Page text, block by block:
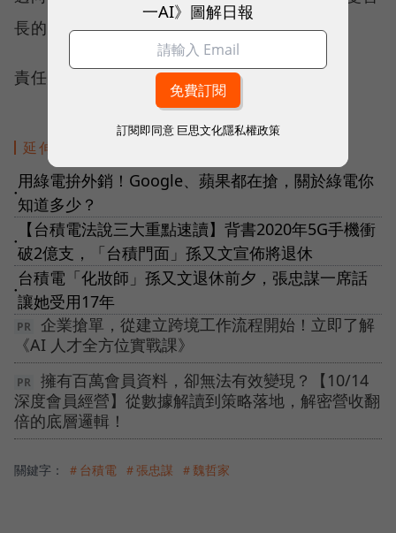
長的智慧了。
責任編輯：林美欣
延伸閱讀
●
用綠電拚外銷！Google、蘋果都在搶，關於綠電你
知道多少？
●
【台積電法說三大重點速讀】背書2020年5G手機衝
破2億支，「台積門面」孫又文宣佈將退休
●
台積電「化妝師」孫又文退休前夕，張忠謀一席話
讓她受用17年
企業搶單，從建立跨境工作流程開始！立即了解
《AI 人才全方位實戰課》
擁有百萬會員資料，卻無法有效變現？【10/14
深度會員經營】從數據解讀到策略落地，解密營收翻
倍的底層邏輯！
關鍵字： ＃台積電 ＃張忠謀 ＃魏哲家
一AI》圖解日報
訂閱即同意 巨思文化隱私權政策